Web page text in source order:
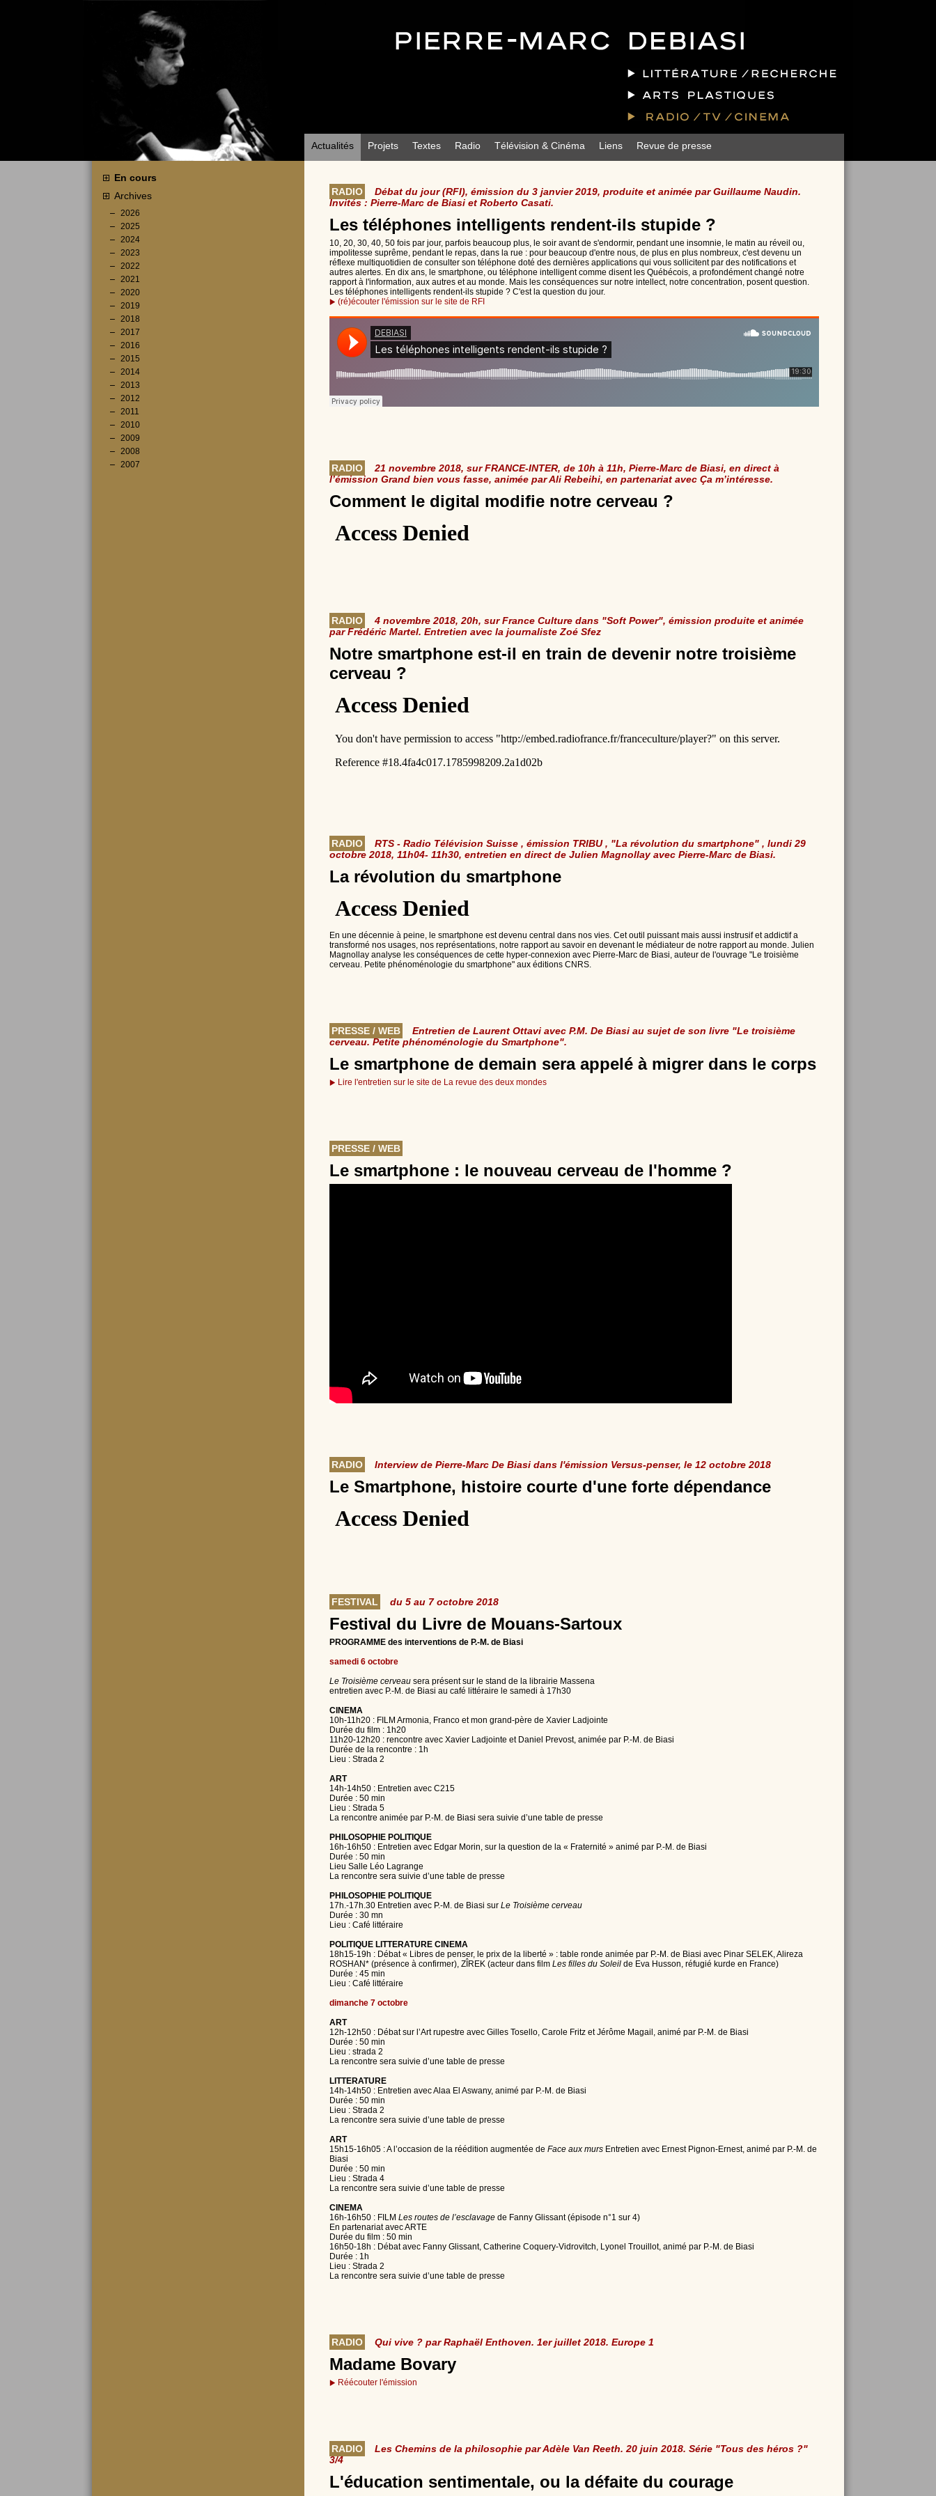
Actualités Projets Textes Radio Télévision & Cinéma Liens Revue de presse
En cours
Archives
2026
2025
2024
2023
2022
2021
2020
2019
2018
2017
2016
2015
2014
2013
2012
2011
2010
2009
2008
2007
RADIO
Débat du jour (RFI), émission du 3 janvier 2019, produite et animée par Guillaume Naudin.
Invités : Pierre-Marc de Biasi et Roberto Casati.
Les téléphones intelligents rendent-ils stupide ?
10, 20, 30, 40, 50 fois par jour, parfois beaucoup plus, le soir avant de s'endormir, pendant une insomnie, le matin au réveil ou,
impolitesse suprême, pendant le repas, dans la rue : pour beaucoup d'entre nous, de plus en plus nombreux, c'est devenu un
réflexe multiquotidien de consulter son téléphone doté des dernières applications qui vous sollicitent par des notifications et
autres alertes. En dix ans, le smartphone, ou téléphone intelligent comme disent les Québécois, a profondément changé notre
rapport à l'information, aux autres et au monde. Mais les conséquences sur notre intellect, notre concentration, posent question.
Les téléphones intelligents rendent-ils stupide ? C'est la question du jour.
(ré)écouter l'émission sur le site de RFI
RADIO
21 novembre 2018, sur FRANCE-INTER, de 10h à 11h, Pierre-Marc de Biasi, en direct à
l’émission Grand bien vous fasse, animée par Ali Rebeihi, en partenariat avec Ça m’intéresse.
Comment le digital modifie notre cerveau ?
RADIO
4 novembre 2018, 20h, sur France Culture dans "Soft Power", émission produite et animée
par Frédéric Martel. Entretien avec la journaliste Zoé Sfez
Notre smartphone est-il en train de devenir notre troisième
cerveau ?
RADIO
RTS - Radio Télévision Suisse , émission TRIBU , "La révolution du smartphone" , lundi 29
octobre 2018, 11h04- 11h30, entretien en direct de Julien Magnollay avec Pierre-Marc de Biasi.
La révolution du smartphone
En une décennie à peine, le smartphone est devenu central dans nos vies. Cet outil puissant mais aussi instrusif et addictif a
transformé nos usages, nos représentations, notre rapport au savoir en devenant le médiateur de notre rapport au monde. Julien
Magnollay analyse les conséquences de cette hyper-connexion avec Pierre-Marc de Biasi, auteur de lʹouvrage "Le troisième
cerveau. Petite phénoménologie du smartphone" aux éditions CNRS.
PRESSE / WEB
Entretien de Laurent Ottavi avec P.M. De Biasi au sujet de son livre "Le troisième
cerveau. Petite phénoménologie du Smartphone".
Le smartphone de demain sera appelé à migrer dans le corps
Lire l'entretien sur le site de La revue des deux mondes
PRESSE / WEB
Le smartphone : le nouveau cerveau de l'homme ?
RADIO Interview de Pierre-Marc De Biasi dans l'émission Versus-penser, le 12 octobre 2018
Le Smartphone, histoire courte dʹune forte dépendance
FESTIVAL du 5 au 7 octobre 2018
Festival du Livre de Mouans-Sartoux
PROGRAMME des interventions de P.-M. de Biasi
samedi 6 octobre
Le Troisième cerveau sera présent sur le stand de la librairie Massena
entretien avec P.-M. de Biasi au café littéraire le samedi à 17h30
CINEMA
10h-11h20 : FILM Armonia, Franco et mon grand-père de Xavier Ladjointe
Durée du film : 1h20
11h20-12h20 : rencontre avec Xavier Ladjointe et Daniel Prevost, animée par P.-M. de Biasi
Durée de la rencontre : 1h
Lieu : Strada 2
ART
14h-14h50 : Entretien avec C215
Durée : 50 min
Lieu : Strada 5
La rencontre animée par P.-M. de Biasi sera suivie d’une table de presse
PHILOSOPHIE POLITIQUE
16h-16h50 : Entretien avec Edgar Morin, sur la question de la « Fraternité » animé par P.-M. de Biasi
Durée : 50 min
Lieu Salle Léo Lagrange
La rencontre sera suivie d’une table de presse
PHILOSOPHIE POLITIQUE
17h.-17h.30 Entretien avec P.-M. de Biasi sur Le Troisième cerveau
Durée : 30 mn
Lieu : Café littéraire
POLITIQUE LITTERATURE CINEMA
18h15-19h : Débat « Libres de penser, le prix de la liberté » : table ronde animée par P.-M. de Biasi avec Pinar SELEK, Alireza
ROSHAN* (présence à confirmer), ZÎREK (acteur dans film Les filles du Soleil de Eva Husson, réfugié kurde en France)
Durée : 45 min
Lieu : Café littéraire
dimanche 7 octobre
ART
12h-12h50 : Débat sur l’Art rupestre avec Gilles Tosello, Carole Fritz et Jérôme Magail, animé par P.-M. de Biasi
Durée : 50 min
Lieu : strada 2
La rencontre sera suivie d’une table de presse
LITTERATURE
14h-14h50 : Entretien avec Alaa El Aswany, animé par P.-M. de Biasi
Durée : 50 min
Lieu : Strada 2
La rencontre sera suivie d’une table de presse
ART
15h15-16h05 : A l’occasion de la réédition augmentée de Face aux murs Entretien avec Ernest Pignon-Ernest, animé par P.-M. de
Biasi
Durée : 50 min
Lieu : Strada 4
La rencontre sera suivie d’une table de presse
CINEMA
16h-16h50 : FILM Les routes de l’esclavage de Fanny Glissant (épisode n°1 sur 4)
En partenariat avec ARTE
Durée du film : 50 min
16h50-18h : Débat avec Fanny Glissant, Catherine Coquery-Vidrovitch, Lyonel Trouillot, animé par P.-M. de Biasi
Durée : 1h
Lieu : Strada 2
La rencontre sera suivie d’une table de presse
RADIO Qui vive ? par Raphaël Enthoven. 1er juillet 2018. Europe 1
Madame Bovary
Réécouter l'émission
RADIO
Les Chemins de la philosophie par Adèle Van Reeth. 20 juin 2018. Série "Tous des héros ?"
3/4
L'éducation sentimentale, ou la défaite du courage